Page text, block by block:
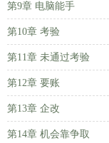
第9章 电脑能手
第10章 考验
第11章 未通过考验
第12章 要账
第13章 企改
第14章 机会靠争取